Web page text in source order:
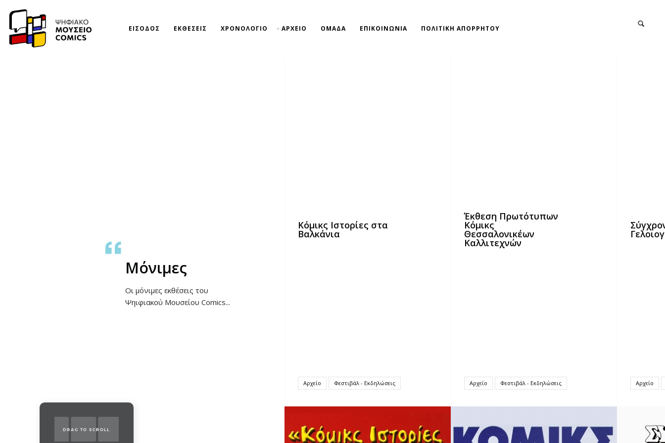
ΕΙΣΟΔΟΣ ΕΚΘΕΣΕΙΣ ΧΡΟΝΟΛΟΓΙΟ ΑΡΧΕΙΟ ΟΜΑΔΑ ΕΠΙΚΟΙΝΩΝΙΑ ΠΟΛΙΤΙΚΗ ΑΠΟΡΡΗΤΟΥ
Μόνιμες
Οι μόνιμες εκθέσεις του
Ψηιφιακού Μουσείου Comics...
Κόμικς Ιστορίες στα
Βαλκάνια
Αρχείο Φεστιβάλ - Εκδηλώσεις
Έκθεση Πρωτότυπων
Κόμικς
Θεσσαλονικέων
Καλλιτεχνών
Αρχείο Φεστιβάλ - Εκδηλώσεις Αρχείο
DRAG TO SCROLL